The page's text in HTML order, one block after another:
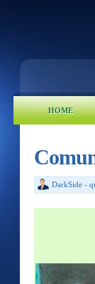
HOME
DarkSide -